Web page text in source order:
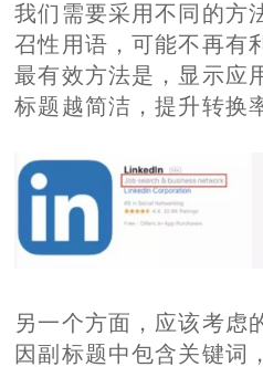
我们需要采用不同的方
召性用语，可能不再有
最有效方法是，显示应
标题越简洁，提升转换
另一个方面，应该考虑
因副标题中包含关键词